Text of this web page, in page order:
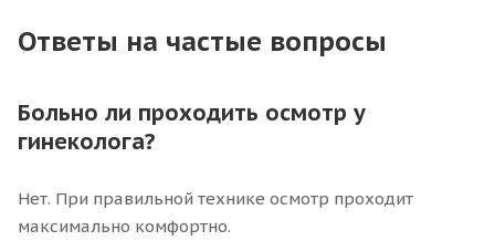
Ответы на частые вопросы
Больно ли проходить осмотр у
гинеколога?
Нет. При правильной технике осмотр проходит
максимально комфортно.